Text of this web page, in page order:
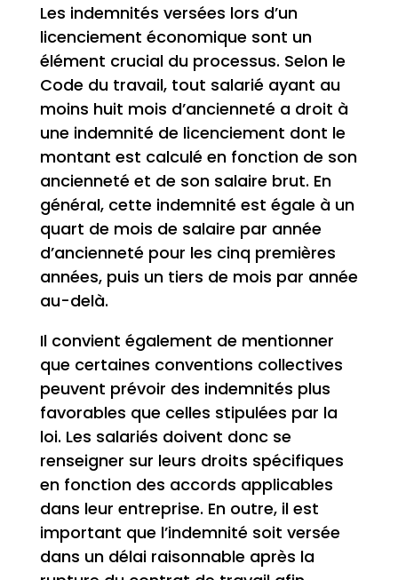
Les indemnités versées lors d’un
licenciement économique sont un
élément crucial du processus. Selon le
Code du travail, tout salarié ayant au
moins huit mois d’ancienneté a droit à
une indemnité de licenciement dont le
montant est calculé en fonction de son
ancienneté et de son salaire brut. En
général, cette indemnité est égale à un
quart de mois de salaire par année
d’ancienneté pour les cinq premières
années, puis un tiers de mois par année
au-delà.
Il convient également de mentionner
que certaines conventions collectives
peuvent prévoir des indemnités plus
favorables que celles stipulées par la
loi. Les salariés doivent donc se
renseigner sur leurs droits spécifiques
en fonction des accords applicables
dans leur entreprise. En outre, il est
important que l’indemnité soit versée
dans un délai raisonnable après la